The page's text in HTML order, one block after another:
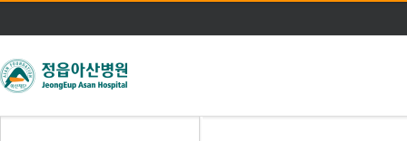
주메뉴 바로가기
본문 바로가기